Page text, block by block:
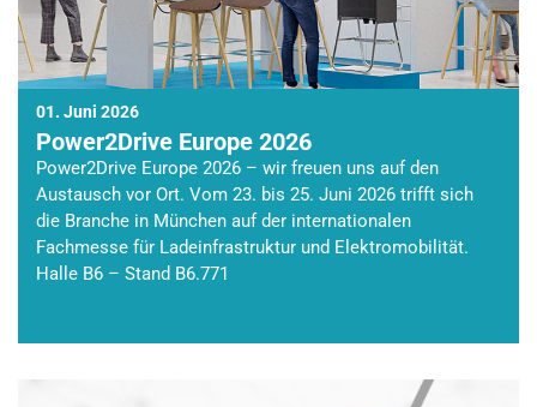
01. Juni 2026
Power2Drive Europe 2026
Power2Drive Europe 2026 – wir freuen uns auf den
Austausch vor Ort. Vom 23. bis 25. Juni 2026 trifft sich
die Branche in München auf der internationalen
Fachmesse für Ladeinfrastruktur und Elektromobilität.
Halle B6 – Stand B6.771